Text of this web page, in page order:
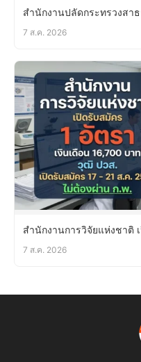
สำนักงานปลัดกระทรวงสา
7 ส.ค. 2026
สำนักงานการวิจัยแห่งชาติ
7 ส.ค. 2026